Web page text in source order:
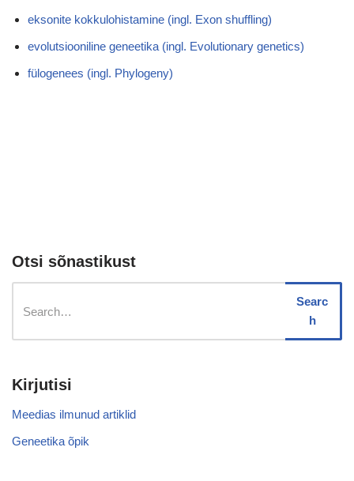
eksonite kokkulohistamine (ingl. Exon shuffling)
evolutsiooniline geneetika (ingl. Evolutionary genetics)
fülogenees (ingl. Phylogeny)
Otsi sõnastikust
Searc
h
Kirjutisi
Meedias ilmunud artiklid
Geneetika õpik